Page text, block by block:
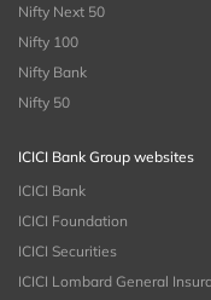
Nifty Next 50
Nifty 100
Nifty Bank
Nifty 50
ICICI Bank Group websites
ICICI Bank
ICICI Foundation
ICICI Securities
ICICI Lombard General